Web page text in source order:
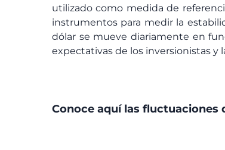
utilizado como medida de
instrumentos para medir la
dólar se mueve diariamente en
expectativas de los inversionistas y
Conoce aquí las fluctuaciones